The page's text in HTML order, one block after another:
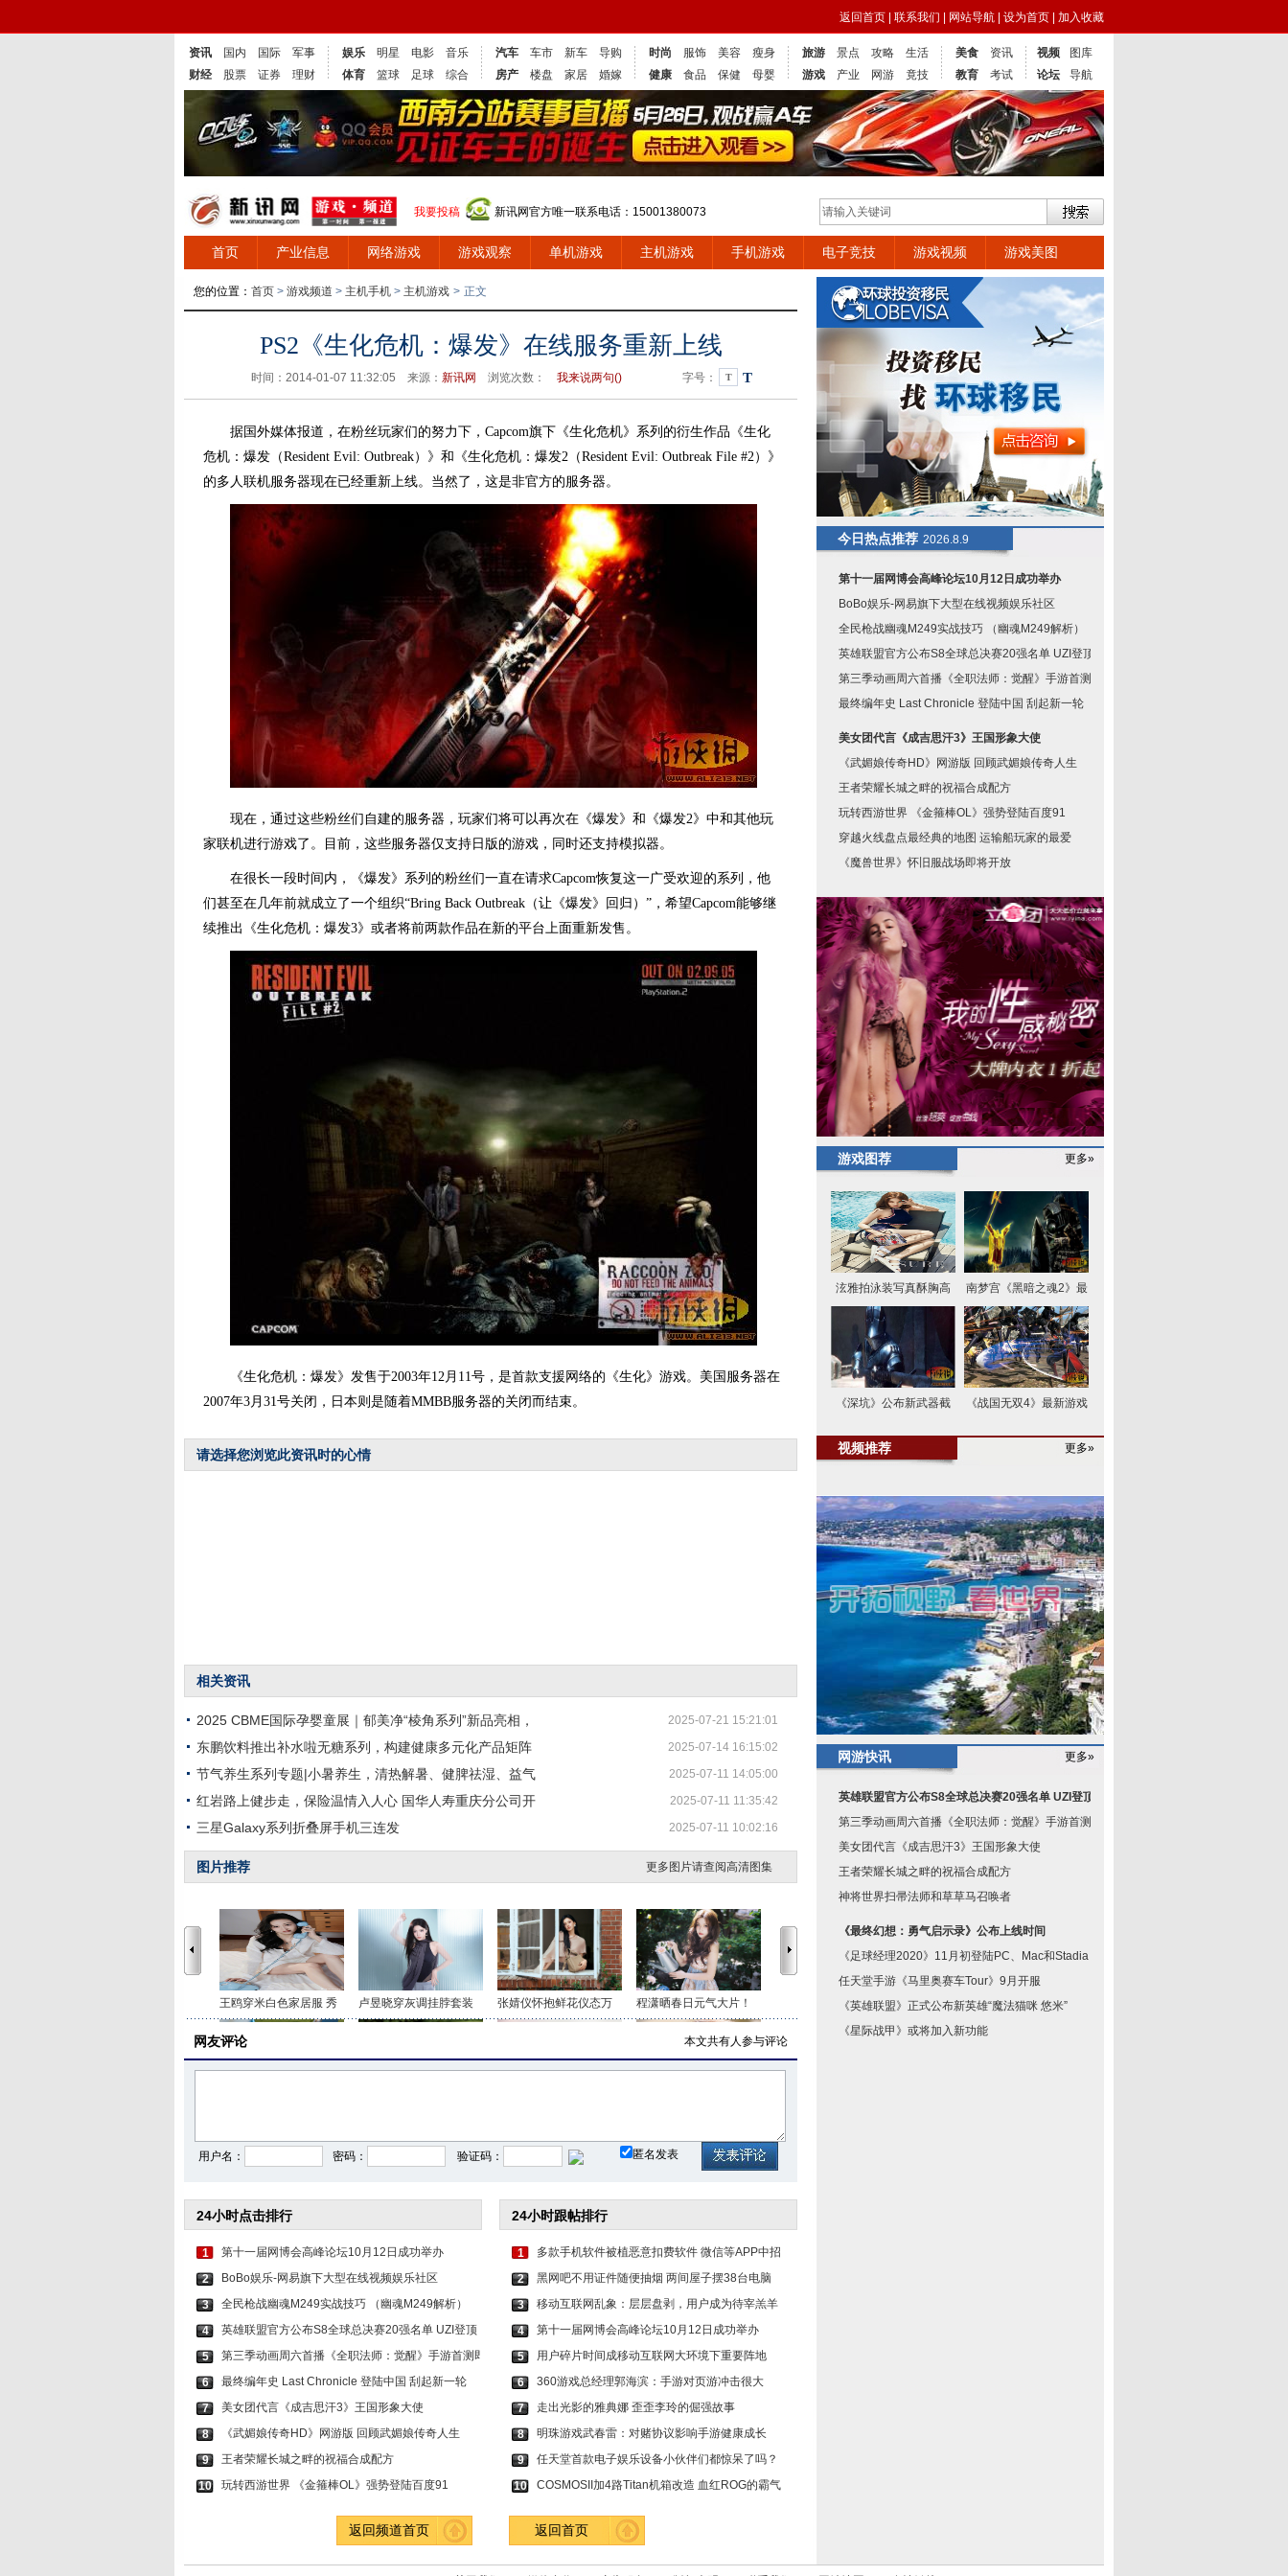
返回首页 联系我们 网站导航 设为首页 加入收藏
资讯 国内 国际
军事
财经
股票 证券 理财
娱乐 明星 电影
音乐
体育
篮球 足球 综合
汽车 车市 新车
导购
房产
楼盘 家居 婚嫁
时尚 服饰 美容
瘦身
健康
食品 保健 母婴
旅游 景点 攻略
生活
游戏
产业 网游 竟技
美食
资讯
教育
考试
视频
图库
论坛
导航
我要投稿 新讯网官方唯一联系电话：15001380073
首页 产业信息 网络游戏 游戏观察 单机游戏 主机游戏 手机游戏 电子竞技 游戏视频 游戏美图
您的位置： 首页 > 游戏频道 > 主机手机 > 主机游戏 > 正文
PS2《生化危机：爆发》在线服务重新上线
时间：2014-01-07 11:32:05 来源： 新讯网 浏览次数： 我来说两句() 字号： T T
据国外媒体报道，在粉丝玩家们的努力下，Capcom旗下《生化危机》系列的衍生作品《生化
危机：爆发（Resident Evil: Outbreak）》和《生化危机：爆发2（Resident Evil: Outbreak File #2）》
的多人联机服务器现在已经重新上线。当然了，这是非官方的服务器。
现在，通过这些粉丝们自建的服务器，玩家们将可以再次在《爆发》和《爆发2》中和其他玩
家联机进行游戏了。目前，这些服务器仅支持日版的游戏，同时还支持模拟器。
在很长一段时间内，《爆发》系列的粉丝们一直在请求Capcom恢复这一广受欢迎的系列，他
们甚至在几年前就成立了一个组织“Bring Back Outbreak（让《爆发》回归）”，希望Capcom能够继
续推出《生化危机：爆发3》或者将前两款作品在新的平台上面重新发售。
《生化危机：爆发》发售于2003年12月11号，是首款支援网络的《生化》游戏。美国服务器在
2007年3月31号关闭，日本则是随着MMBB服务器的关闭而结束。
请选择您浏览此资讯时的心情
相关资讯
2025 CBME国际孕婴童展｜郁美净“棱角系列”新品亮相， 2025-07-21 15:21:01
东鹏饮料推出补水啦无糖系列，构建健康多元化产品矩阵 2025-07-14 16:15:02
节气养生系列专题|小暑养生，清热解暑、健脾祛湿、益气 2025-07-11 14:05:00
红岩路上健步走，保险温情入人心 国华人寿重庆分公司开 2025-07-11 11:35:42
三星Galaxy系列折叠屏手机三连发 2025-07-11 10:02:16
更多图片请查阅高清图集
图片推荐
王鸥穿米白色家居服 秀 卢昱晓穿灰调挂脖套装 张婧仪怀抱鲜花仪态万 程潇晒春日元气大片！
网友评论 本文共有人参与评论
用户名： 密码： 验证码： 匿名发表
24小时点击排行
1
第十一届网博会高峰论坛10月12日成功举办
2
BoBo娱乐-网易旗下大型在线视频娱乐社区
3
全民枪战幽魂M249实战技巧 （幽魂M249解析）
4
英雄联盟官方公布S8全球总决赛20强名单 UZI登顶
5
第三季动画周六首播《全职法师：觉醒》手游首测即
6
最终编年史 Last Chronicle 登陆中国 刮起新一轮
7
美女团代言《成吉思汗3》王国形象大使
8
《武媚娘传奇HD》网游版 回顾武媚娘传奇人生
9
王者荣耀长城之畔的祝福合成配方
10
玩转西游世界 《金箍棒OL》强势登陆百度91
24小时跟帖排行
1
多款手机软件被植恶意扣费软件 微信等APP中招
2
黑网吧不用证件随便抽烟 两间屋子摆38台电脑
3
移动互联网乱象：层层盘剥，用户成为待宰羔羊
4
第十一届网博会高峰论坛10月12日成功举办
5
用户碎片时间成移动互联网大环境下重要阵地
6
360游戏总经理郭海滨：手游对页游冲击很大
7
走出光影的雅典娜 歪歪李玲的倔强故事
8
明珠游戏武春雷：对赌协议影响手游健康成长
9
任天堂首款电子娱乐设备小伙伴们都惊呆了吗？
10
COSMOSII加4路Titan机箱改造 血红ROG的霸气
返回频道首页 返回首页
今日热点推荐 2026.8.9
第十一届网博会高峰论坛10月12日成功举办
BoBo娱乐-网易旗下大型在线视频娱乐社区
全民枪战幽魂M249实战技巧 （幽魂M249解析）
英雄联盟官方公布S8全球总决赛20强名单 UZI登顶
第三季动画周六首播《全职法师：觉醒》手游首测即
最终编年史 Last Chronicle 登陆中国 刮起新一轮
美女团代言《成吉思汗3》王国形象大使
《武媚娘传奇HD》网游版 回顾武媚娘传奇人生
王者荣耀长城之畔的祝福合成配方
玩转西游世界 《金箍棒OL》强势登陆百度91
穿越火线盘点最经典的地图 运输船玩家的最爱
《魔兽世界》怀旧服战场即将开放
游戏图荐 更多»
泫雅拍泳装写真酥胸高 南梦宫《黑暗之魂2》最
《深坑》公布新武器截 《战国无双4》最新游戏
视频推荐 更多»
网游快讯 更多»
英雄联盟官方公布S8全球总决赛20强名单 UZI登顶
第三季动画周六首播《全职法师：觉醒》手游首测即
美女团代言《成吉思汗3》王国形象大使
王者荣耀长城之畔的祝福合成配方
神将世界扫帚法师和草草马召唤者
《最终幻想：勇气启示录》公布上线时间
《足球经理2020》11月初登陆PC、Mac和Stadia
任天堂手游《马里奥赛车Tour》9月开服
《英雄联盟》正式公布新英雄“魔法猫咪 悠米”
《星际战甲》或将加入新功能